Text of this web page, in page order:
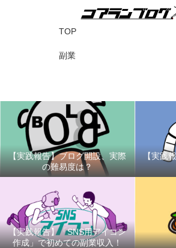
TOP
副業
【実践報告】ブログ開設、実際
の難易度は？
【実践
【実践報告】「SNS用アイコン
作成」で初めての副業収入！